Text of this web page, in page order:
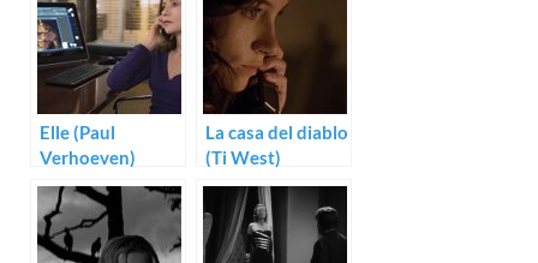
Elle (Paul
Verhoeven)
La casa del diablo
(Ti West)